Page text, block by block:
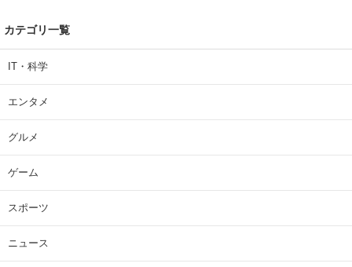
カテゴリ一覧
IT・科学
エンタメ
グルメ
ゲーム
スポーツ
ニュース